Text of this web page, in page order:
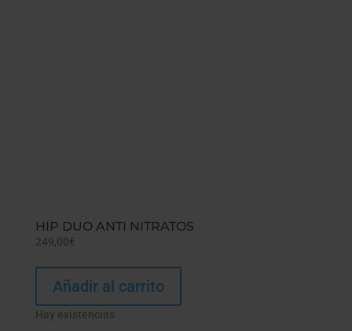
HIP DUO ANTI NITRATOS
249,00€
Añadir al carrito
Hay existencias